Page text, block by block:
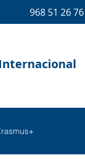
968 51 26 76